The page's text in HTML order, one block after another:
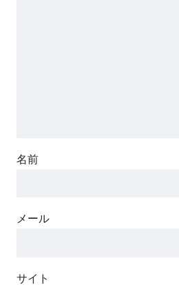
名前
メール
サイト